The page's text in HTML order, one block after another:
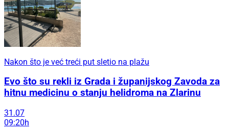
Nakon što je već treći put sletio na plažu
Evo što su rekli iz Grada i županijskog Zavoda za
hitnu medicinu o stanju helidroma na Zlarinu
31.07
09:20h